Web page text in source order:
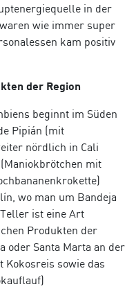
in der
wie immer super
kam positiv
der Region
beginnt im Süden
Pipián (mit
nördlich in Cali
(Maniokbrötchen mit
wo man um Bandeja
ist eine Art
Produkten der
oder Santa Marta an der
sowie das